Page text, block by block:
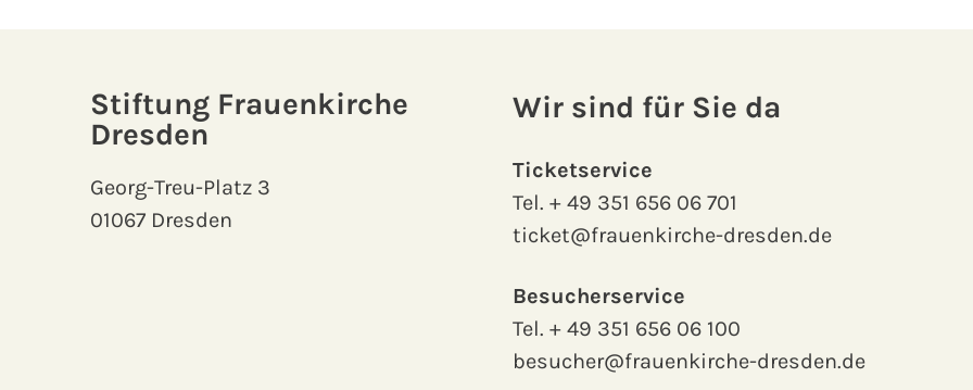
Stiftung Frauenkirche
Dresden
Georg-Treu-Platz 3
01067 Dresden
Wir sind für Sie da
Ticketservice
Tel.+ 49 351 656 06 701
ticket@frauenkirche-dresden.de
Besucherservice
Tel.+ 49 351 656 06 100
besucher@frauenkirche-dresden.de